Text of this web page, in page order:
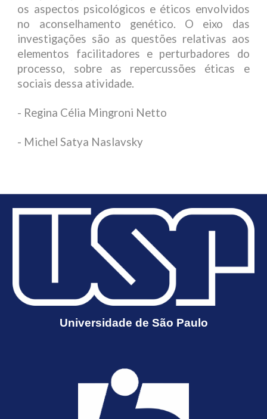
os aspectos psicológicos e éticos envolvidos
no aconselhamento genético. O eixo das
investigações são as questões relativas aos
elementos facilitadores e perturbadores do
processo, sobre as repercussões éticas e
sociais dessa atividade.
- Regina Célia Mingroni Netto
- Michel Satya Naslavsky
Universidade de São Paulo